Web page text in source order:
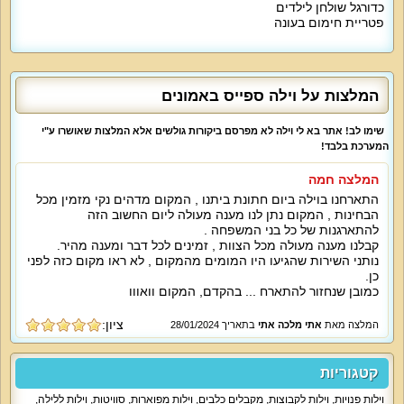
כדורגל שולחן לילדים
פטריית חימום בעונה
רצפתי, מתקני כושר, שירות עוזר אישי.
בתיאום מראש ותשלום נוסף.
מיוחד לילדים:
מכדורגל שולחן.
מיוחד לדתיים:
פלטת שבת ומיחם במטבח, כיור כפול, שעון שבת, בית כנסת במרחק הליכה.
למי זה מתאים?
וילה ספייס מתאימה למשפחות, זוגות, קבוצות נופשים, קהל דתי, ימי גיבוש וכיף,
כנסים, סדנאות, ימי הולדת.
ללא מסיבות רועשות. גילאי 24 ומעלה.
נופש עם לינה עד 21 מבוגרים או ילדים + 2 תינוקות.
המלצות על וילה ספייס באמונים
שימו לב! אתר בא לי וילה לא מפרסם ביקורות גולשים אלא המלצות שאושרו ע"י
המערכת בלבד!
המלצה חמה
התארחנו בוילה ביום חתונת ביתנו , המקום מדהים נקי מזמין מכל
הבחינות , המקום נתן לנו מענה מעולה ליום החשוב הזה
להתארגנות של כל בני המשפחה .
קבלנו מענה מעולה מכל הצוות , זמינים לכל דבר ומענה מהיר.
נותני השירות שהגיעו היו המומים מהמקום , לא ראו מקום כזה לפני
כן.
כמובן שנחזור להתארח ... בהקדם, המקום וואווו
המלצה מאת אתי מלכה אתי בתאריך 28/01/2024 ציון:
קטגוריות
וילות פנויות, וילות לקבוצות, מקבלים כלבים, וילות מפוארות, סוויטות, וילות ללילה,